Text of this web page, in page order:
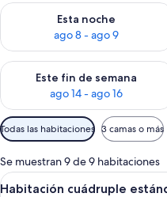
Esta noche
ago 8 - ago 9
Consulta la disponibilidad
Este fin de semana
ago 14 - ago 16
Consulta la disponibilidad
Filtros
disponibles
para
las
habitaciones
Todas las habitaciones 3 camas o más
Se muestran 9 de 9 habitaciones
Abrir
3
Habitación cuádruple